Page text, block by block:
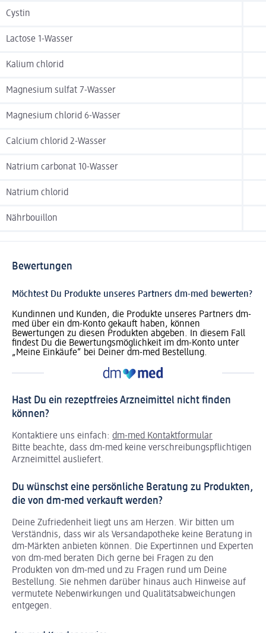
Cystin
Lactose 1-Wasser
Kalium chlorid
Magnesium sulfat 7-Wasser
Magnesium chlorid 6-Wasser
Calcium chlorid 2-Wasser
Natrium carbonat 10-Wasser
Natrium chlorid
Nährbouillon
Bewertungen
Möchtest Du Produkte unseres Partners dm-med bewerten?
Kundinnen und Kunden, die Produkte unseres Partners dm-
med über ein dm-Konto gekauft haben, können
Bewertungen zu diesen Produkten abgeben. In diesem Fall
findest Du die Bewertungsmöglichkeit im dm-Konto unter
„Meine Einkäufe“ bei Deiner dm-med Bestellung.
Hast Du ein rezeptfreies Arzneimittel nicht finden
können?
Kontaktiere uns einfach: dm-med Kontaktformular
Bitte beachte, dass dm-med keine verschreibungspflichtigen
Arzneimittel ausliefert.
Du wünschst eine persönliche Beratung zu Produkten,
die von dm-med verkauft werden?
Deine Zufriedenheit liegt uns am Herzen. Wir bitten um
Verständnis, dass wir als Versandapotheke keine Beratung in
dm-Märkten anbieten können. Die Expertinnen und Experten
von dm-med beraten Dich gerne bei Fragen zu den
Produkten von dm-med und zu Fragen rund um Deine
Bestellung. Sie nehmen darüber hinaus auch Hinweise auf
vermutete Nebenwirkungen und Qualitätsabweichungen
entgegen.